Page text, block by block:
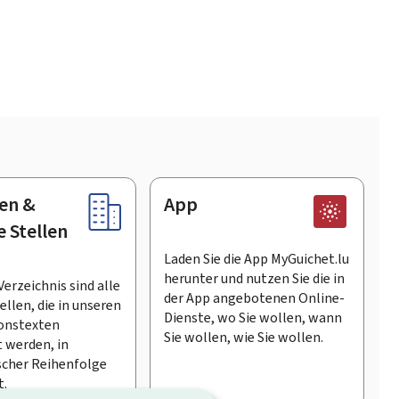
&
Stellen
sind alle
die in unseren
in
Reihenfolge
App
Laden Sie die App MyGuichet.lu
herunter und nutzen Sie die in
der App angebotenen Online-
Dienste, wo Sie wollen, wann
Sie wollen, wie Sie wollen.